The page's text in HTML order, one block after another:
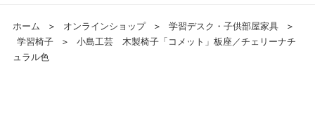
ホーム ＞ オンラインショップ ＞ 学習デスク・子供部屋家具
＞
学習椅子
＞
小島工芸 木製椅子「コメット」板座／チェリーナチ
ュラル色